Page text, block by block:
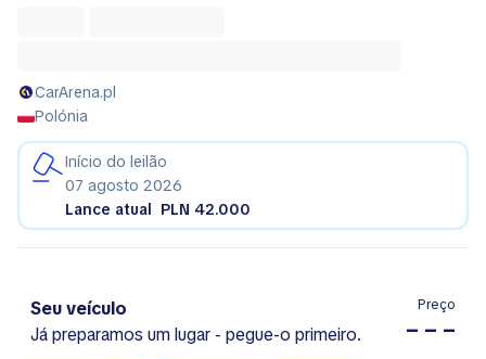
CarArena.pl
Polónia
Início do leilão
07 agosto 2026
Lance atual PLN 42.000
Seu veículo
Já preparamos um lugar - pegue-o primeiro.
Preço
– – –